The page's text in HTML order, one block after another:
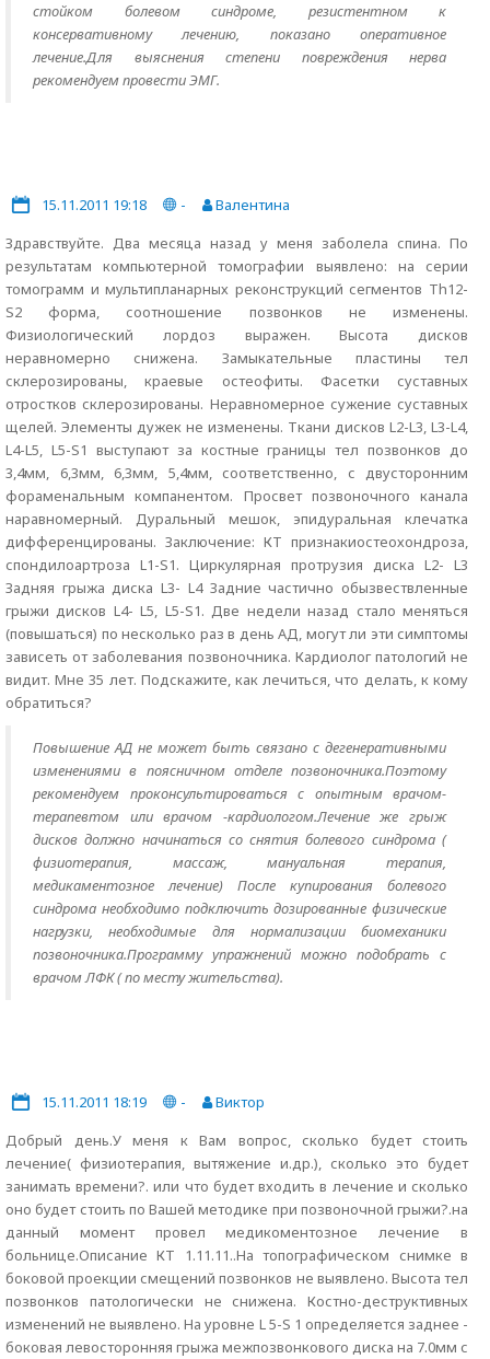
стойком болевом синдроме, резистентном к
консервативному лечению, показано оперативное
лечение.Для выяснения степени повреждения нерва
рекомендуем провести ЭМГ.
15.11.2011 19:18 -
Валентина
Здравствуйте. Два месяца назад у меня заболела спина. По
результатам компьютерной томографии выявлено: на серии
томограмм и мультипланарных реконструкций сегментов Th12-
S2 форма, соотношение позвонков не изменены.
Физиологический лордоз выражен. Высота дисков
неравномерно снижена. Замыкательные пластины тел
склерозированы, краевые остеофиты. Фасетки суставных
отростков склерозированы. Неравномерное сужение суставных
щелей. Элементы дужек не изменены. Ткани дисков L2-L3, L3-L4,
L4-L5, L5-S1 выступают за костные границы тел позвонков до
3,4мм, 6,3мм, 6,3мм, 5,4мм, соответственно, с двусторонним
фораменальным компанентом. Просвет позвоночного канала
наравномерный. Дуральный мешок, эпидуральная клечатка
дифференцированы. Заключение: КТ признакиостеохондроза,
спондилоартроза L1-S1. Циркулярная протрузия диска L2- L3
Задняя грыжа диска L3- L4 Задние частично обызвествленные
грыжи дисков L4- L5, L5-S1. Две недели назад стало меняться
(повышаться) по несколько раз в день АД, могут ли эти симптомы
зависеть от заболевания позвоночника. Кардиолог патологий не
видит. Мне 35 лет. Подскажите, как лечиться, что делать, к кому
обратиться?
Повышение АД не может быть связано с дегенеративными
изменениями в поясничном отделе позвоночника.Поэтому
рекомендуем проконсультироваться с опытным врачом-
терапевтом или врачом -кардиологом.Лечение же грыж
дисков должно начинаться со снятия болевого синдрома (
физиотерапия, массаж, мануальная терапия,
медикаментозное лечение) После купирования болевого
синдрома необходимо подключить дозированные физические
нагрузки, необходимые для нормализации биомеханики
позвоночника.Программу упражнений можно подобрать с
врачом ЛФК ( по месту жительства).
15.11.2011 18:19 -
Виктор
Добрый день.У меня к Вам вопрос, сколько будет стоить
лечение( физиотерапия, вытяжение и.др.), сколько это будет
занимать времени?. или что будет входить в лечение и сколько
оно будет стоить по Вашей методике при позвоночной грыжи?.на
данный момент провел медикоментозное лечение в
больнице.Описание КТ 1.11.11..На топографическом снимке в
боковой проекции смещений позвонков не выявлено. Высота тел
позвонков патологически не снижена. Костно-деструктивных
изменений не выявлено. На уровне L 5-S 1 определяется заднее -
боковая левосторонняя грыжа межпозвонкового диска на 7.0мм с